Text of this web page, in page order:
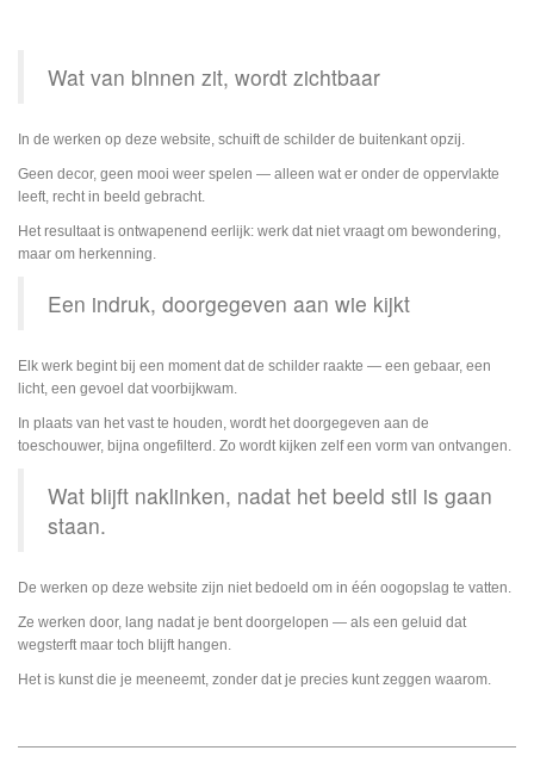
Wat van binnen zit, wordt zichtbaar
In de werken op deze website, schuift de schilder de buitenkant opzij.
Geen decor, geen mooi weer spelen — alleen wat er onder de oppervlakte
leeft, recht in beeld gebracht.
Het resultaat is ontwapenend eerlijk: werk dat niet vraagt om bewondering,
maar om herkenning.
Een indruk, doorgegeven aan wie kijkt
Elk werk begint bij een moment dat de schilder raakte — een gebaar, een
licht, een gevoel dat voorbijkwam.
In plaats van het vast te houden, wordt het doorgegeven aan de
toeschouwer, bijna ongefilterd. Zo wordt kijken zelf een vorm van ontvangen.
Wat blijft naklinken, nadat het beeld stil is gaan
staan.
De werken op deze website zijn niet bedoeld om in één oogopslag te vatten.
Ze werken door, lang nadat je bent doorgelopen — als een geluid dat
wegsterft maar toch blijft hangen.
Het is kunst die je meeneemt, zonder dat je precies kunt zeggen waarom.